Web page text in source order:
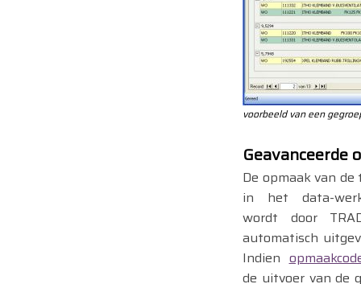
voorbeeld van een
Geavanceerde
De opmaak van
in het data-
wordt door
automatisch
Indien
de uitvoer van de